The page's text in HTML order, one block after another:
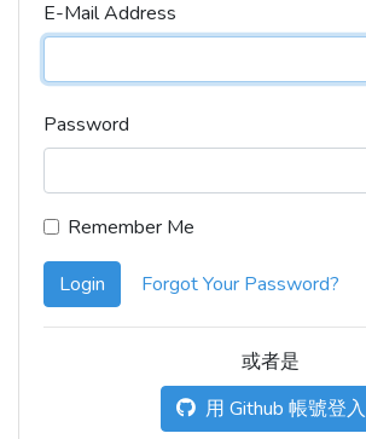
E-Mail Address
Password
Remember Me
Login Forgot Your Password?
或者是
用 Github 帳號登入